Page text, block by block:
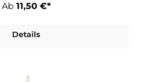
Ab 11,50 €*
Details